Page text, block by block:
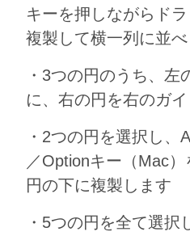
キーを押しながらド
複製して横一列に並
・3つの円のうち、左
に、右の円を右のガ
・2つの円を選択し、
／Optionキー（Mac
円の下に複製します
・5つの円を全て選択